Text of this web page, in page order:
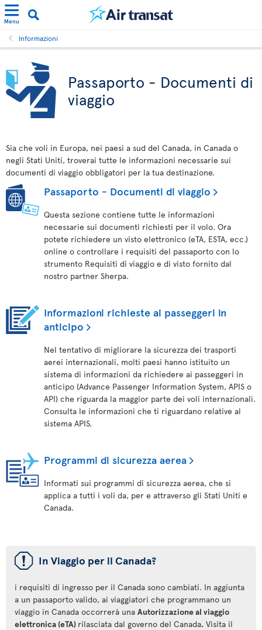
Menu
Informazioni
Passaporto - Documenti di
viaggio
Sia che voli in Europa, nei paesi a sud del Canada, in Canada o
negli Stati Uniti, troverai tutte le informazioni necessarie sui
documenti di viaggio obbligatori per la tua destinazione.
Passaporto - Documenti di viaggio
Questa sezione contiene tutte le informazioni
necessarie sui documenti richiesti per il volo. Ora
potete richiedere un visto elettronico (eTA, ESTA, ecc.)
online o controllare i requisiti del passaporto con lo
strumento Requisiti di viaggio e di visto fornito dal
nostro partner Sherpa.
Informazioni richieste ai passeggeri in
anticipo
Nel tentativo di migliorare la sicurezza dei trasporti
aerei internazionali, molti paesi hanno istituito un
sistema di informazioni da richiedere ai passeggeri in
anticipo (Advance Passenger Information System, APIS o
API) che riguarda la maggior parte dei voli internazionali.
Consulta le informazioni che ti riguardano relative al
sistema APIS.
Programmi di sicurezza aerea
Informati sui programmi di sicurezza aerea, che si
applica a tutti i voli da, per e attraverso gli Stati Uniti e
Canada.
ü In Viaggio per il Canada?
i requisiti di ingresso per il Canada sono cambiati. In aggiunta
a un passaporto valido, ai viaggiatori che programmano un
viaggio in Canada occorrerà una Autorizzazione al viaggio
elettronica (eTA) rilasciata dal governo del Canada. Visita il